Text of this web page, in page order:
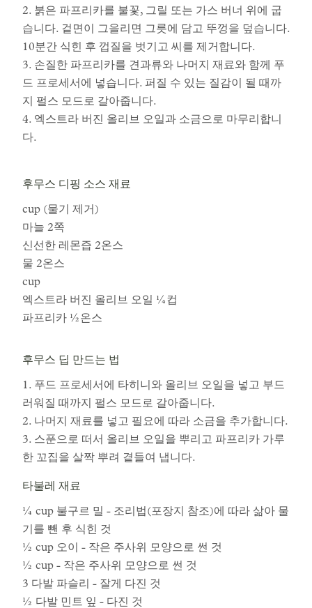
2. 붉은 파프리카를 불꽃, 그릴 또는 가스 버너 위에 굽
습니다. 겉면이 그을리면 그릇에 담고 뚜껑을 덮습니다.
10분간 식힌 후 껍질을 벗기고 씨를 제거합니다.
3. 손질한 파프리카를 견과류와 나머지 재료와 함께 푸
드 프로세서에 넣습니다. 퍼질 수 있는 질감이 될 때까
지 펄스 모드로 갈아줍니다.
4. 엑스트라 버진 올리브 오일과 소금으로 마무리합니
다.
후무스 디핑 소스 재료
cup (물기 제거)
마늘 2쪽
신선한 레몬즙 2온스
물 2온스
cup
엑스트라 버진 올리브 오일 ¼컵
파프리카 ½온스
후무스 딥 만드는 법
1. 푸드 프로세서에 타히니와 올리브 오일을 넣고 부드
러워질 때까지 펄스 모드로 갈아줍니다.
2. 나머지 재료를 넣고 필요에 따라 소금을 추가합니다.
3. 스푼으로 떠서 올리브 오일을 뿌리고 파프리카 가루
한 꼬집을 살짝 뿌려 곁들여 냅니다.
타불레 재료
¼ cup 불구르 밀 - 조리법(포장지 참조)에 따라 삶아 물
기를 뺀 후 식힌 것
½ cup 오이 - 작은 주사위 모양으로 썬 것
½ cup - 작은 주사위 모양으로 썬 것
3 다발 파슬리 - 잘게 다진 것
½ 다발 민트 잎 - 다진 것